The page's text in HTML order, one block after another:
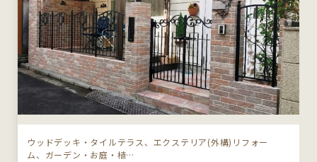
ウッドデッキ・タイルテラス、エクステリア(外構)リフォー
ム、ガーデン・お庭・植…